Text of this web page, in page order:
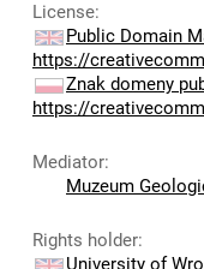
License:
Public Domain
https://
Znak domeny
https://
Mediator:
Muzeum
Rights holder:
University of